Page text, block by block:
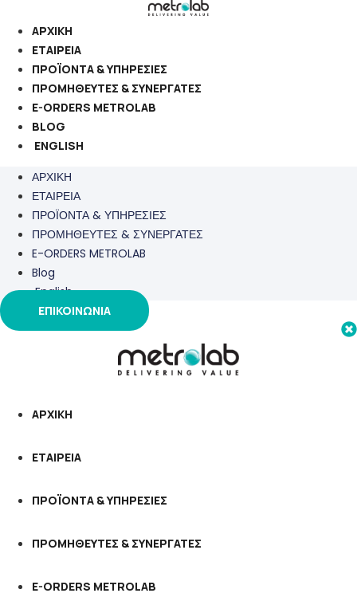
στο
περιεχόμενο
ΑΡΧΙΚΗ
ΕΤΑΙΡΕΙΑ
ΠΡΟΪΟΝΤΑ & ΥΠΗΡΕΣΙΕΣ
ΠΡΟΜΗΘΕΥΤΕΣ & ΣΥΝΕΡΓΑΤΕΣ
E-ORDERS METROLAB
BLOG
ENGLISH
ΑΡΧΙΚΗ
ΕΤΑΙΡΕΙΑ
ΠΡΟΪΟΝΤΑ & ΥΠΗΡΕΣΙΕΣ
ΠΡΟΜΗΘΕΥΤΕΣ & ΣΥΝΕΡΓΑΤΕΣ
E-ORDERS METROLAB
Blog
English
ΕΠΙΚΟΙΝΩΝΙΑ
ΑΡΧΙΚΗ
ΕΤΑΙΡΕΙΑ
ΠΡΟΪΟΝΤΑ & ΥΠΗΡΕΣΙΕΣ
ΠΡΟΜΗΘΕΥΤΕΣ & ΣΥΝΕΡΓΑΤΕΣ
E-ORDERS METROLAB